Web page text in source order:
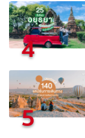
4
5